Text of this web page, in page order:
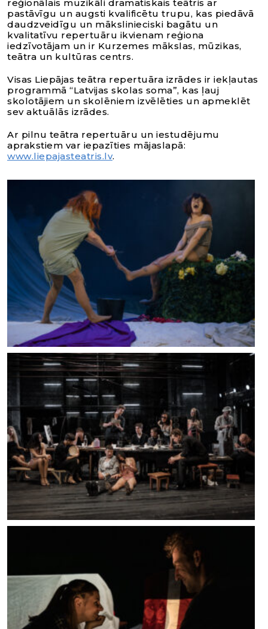
reģionālais muzikāli dramatiskais teātris ar
pastāvīgu un augsti kvalificētu trupu, kas piedāvā
daudzveidīgu un mākslinieciski bagātu un
kvalitatīvu repertuāru ikvienam reģiona
iedzīvotājam un ir Kurzemes mākslas, mūzikas,
teātra un kultūras centrs.
Visas Liepājas teātra repertuāra izrādes ir iekļautas
programmā “Latvijas skolas soma”, kas ļauj
skolotājiem un skolēniem izvēlēties un apmeklēt
sev aktuālās izrādes.
Ar pilnu teātra repertuāru un iestudējumu
aprakstiem var iepazīties mājaslapā:
www.liepajasteatris.lv.